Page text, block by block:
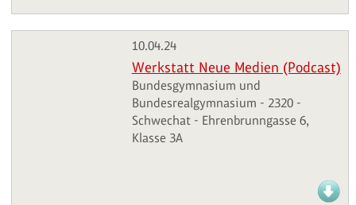
10.04.24
Werkstatt Neue Medien (Podcast)
Bundesgymnasium und
Bundesrealgymnasium - 2320 -
Schwechat - Ehrenbrunngasse 6,
Klasse 3A